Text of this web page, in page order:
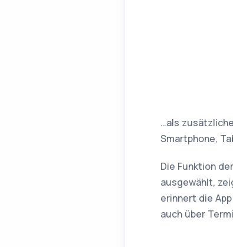
…als
Smartphone,
Die Funktion
ausgewählt,
erinnert die
auch über